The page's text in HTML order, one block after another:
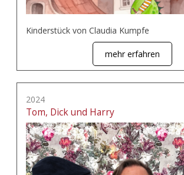
Kinderstück von Claudia Kumpfe
mehr erfahren
2024
Tom, Dick und Harry